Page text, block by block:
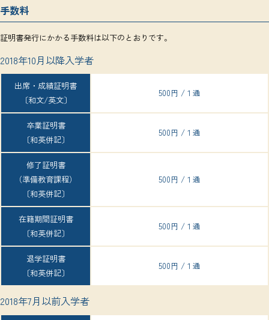
手数料
証明書発行にかかる手数料は以下のとおりです。
2018年10月以降入学者
出席・成績証明書
〔和文/英文〕
500円 /１通
卒業証明書
〔和英併記〕
500円 /１通
修了証明書
（準備教育課程）
〔和英併記〕
500円 /１通
在籍期間証明書
〔和英併記〕
500円 /１通
退学証明書
〔和英併記〕
500円 /１通
2018年7月以前入学者